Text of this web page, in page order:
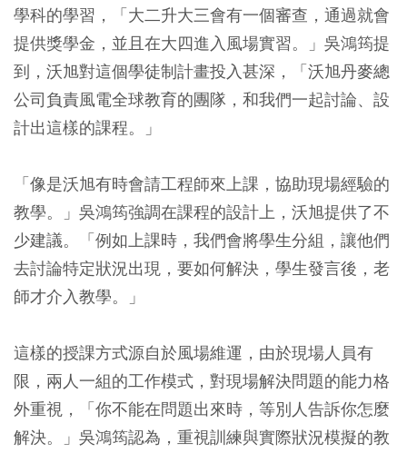
學科的學習，「大二升大三會有一個審查，通過就會
提供獎學金，並且在大四進入風場實習。」吳鴻筠提
到，沃旭對這個學徒制計畫投入甚深，「沃旭丹麥總
公司負責風電全球教育的團隊，和我們一起討論、設
計出這樣的課程。」
「像是沃旭有時會請工程師來上課，協助現場經驗的
教學。」吳鴻筠強調在課程的設計上，沃旭提供了不
少建議。「例如上課時，我們會將學生分組，讓他們
去討論特定狀況出現，要如何解決，學生發言後，老
師才介入教學。」
這樣的授課方式源自於風場維運，由於現場人員有
限，兩人一組的工作模式，對現場解決問題的能力格
外重視，「你不能在問題出來時，等別人告訴你怎麼
解決。」吳鴻筠認為，重視訓練與實際狀況模擬的教